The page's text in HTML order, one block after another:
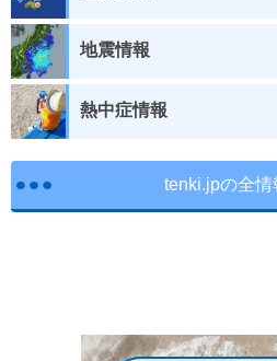
地震情報
熱中症情報
tenki.jpの全情